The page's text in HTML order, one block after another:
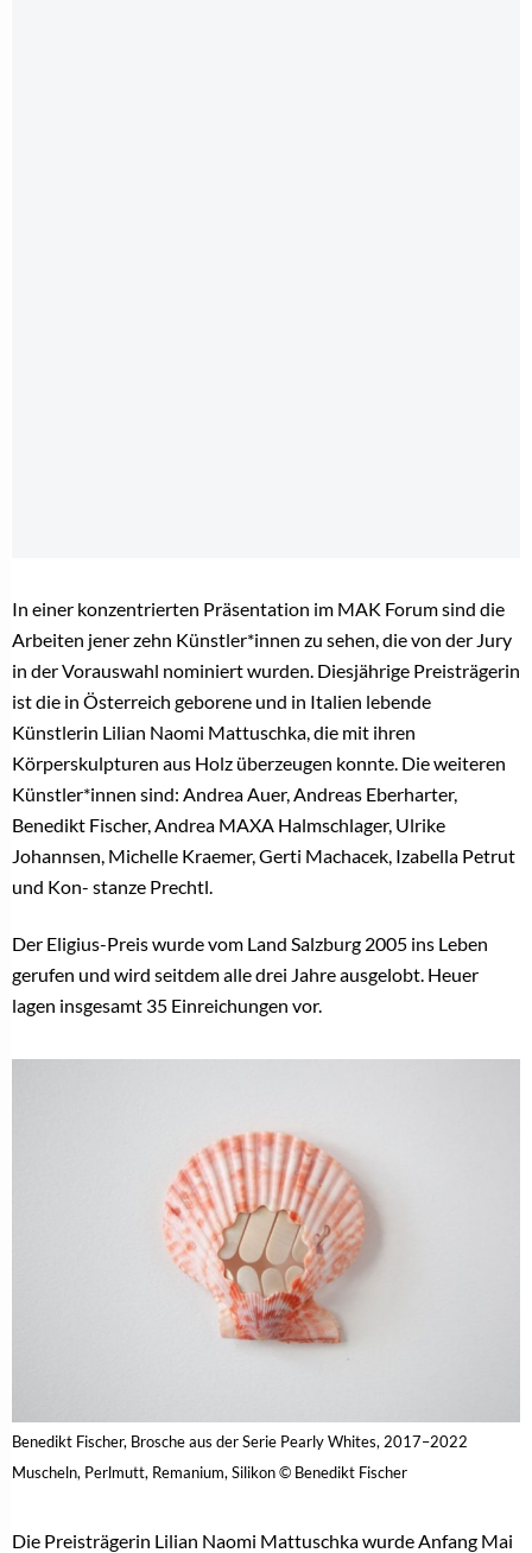
In einer konzentrierten Präsentation im MAK Forum sind die
Arbeiten jener zehn Künstler*innen zu sehen, die von der Jury
in der Vorauswahl nominiert wurden. Diesjährige Preisträgerin
ist die in Österreich geborene und in Italien lebende
Künstlerin Lilian Naomi Mattuschka, die mit ihren
Körperskulpturen aus Holz überzeugen konnte. Die weiteren
Künstler*innen sind: Andrea Auer, Andreas Eberharter,
Benedikt Fischer, Andrea MAXA Halmschlager, Ulrike
Johannsen, Michelle Kraemer, Gerti Machacek, Izabella Petrut
und Kon- stanze Prechtl.
Der Eligius-Preis wurde vom Land Salzburg 2005 ins Leben
gerufen und wird seitdem alle drei Jahre ausgelobt. Heuer
lagen insgesamt 35 Einreichungen vor.
Benedikt Fischer, Brosche aus der Serie Pearly Whites, 2017–2022
Muscheln, Perlmutt, Remanium, Silikon © Benedikt Fischer
Die Preisträgerin Lilian Naomi Mattuschka wurde Anfang Mai